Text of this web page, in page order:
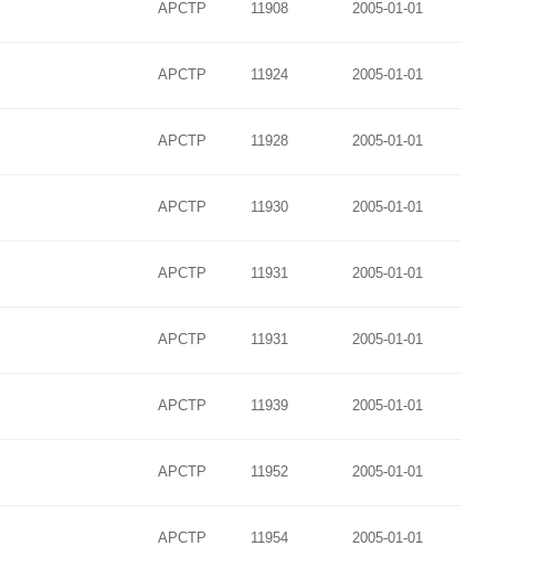
APCTP 11908 2005-01-01
APCTP 11924 2005-01-01
APCTP 11928 2005-01-01
APCTP 11930 2005-01-01
APCTP 11931 2005-01-01
APCTP 11931 2005-01-01
APCTP 11939 2005-01-01
APCTP 11952 2005-01-01
APCTP 11954 2005-01-01